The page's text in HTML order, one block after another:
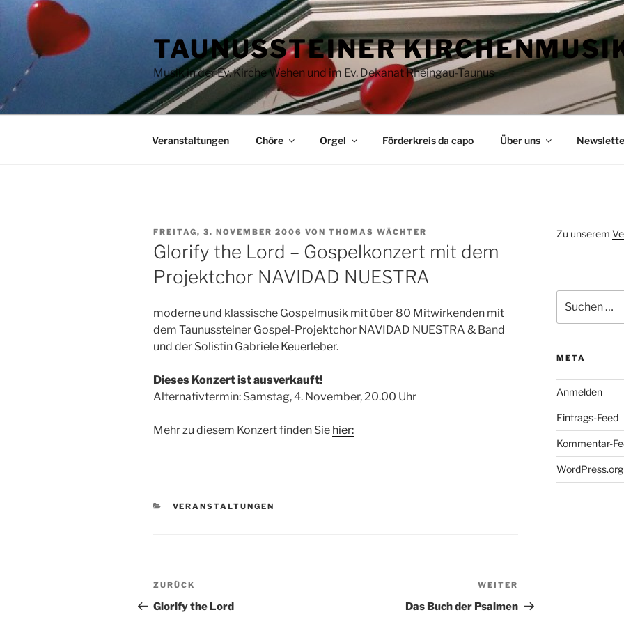
Zum
Inhalt
springen
TAUNUSSTEINER
Musik in der Ev. Kirche Wehen und im Ev. Dekanat Rheingau-Taunus
Veranstaltungen Chöre Orgel Förderkreis da capo Über uns
VERÖFFENTLICHT
AM
FREITAG, 3. NOVEMBER 2006 VON THOMAS WÄCHTER
Glorify the Lord – Gospelkonzert mit dem
Projektchor NAVIDAD NUESTRA
moderne und klassische Gospelmusik mit über 80 Mitwirkenden mit
dem Taunussteiner Gospel-Projektchor NAVIDAD NUESTRA & Band
und der Solistin Gabriele Keuerleber.
Dieses Konzert ist ausverkauft!
Alternativtermin: Samstag, 4. November, 20.00 Uhr
Mehr zu diesem Konzert finden Sie hier:
KATEGORIEN
VERANSTALTUNGEN
Beitragsnavigation
Vorheriger
Beitrag
ZURÜCK
Glorify the Lord
Beitrag
WEITER
Das Buch der Psalmen
Zu unserem
nach:
META
Anmelden
Eintrags-Feed
Kommentar-
WordPress.org